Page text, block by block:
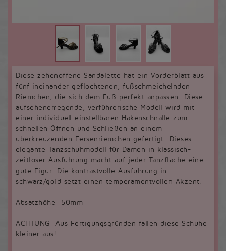
Diese zehenoffene Sandalette hat ein Vorderblatt aus
fünf ineinander geflochtenen, fußschmeichelnden
Riemchen, die sich dem Fuß perfekt anpassen. Diese
aufsehenerregende, verführerische Modell wird mit
einer individuell einstellbaren Hakenschnalle zum
schnellen Öffnen und Schließen an einem
überkreuzenden Fersenriemchen gefertigt. Dieses
elegante Tanzschuhmodell für Damen in klassisch-
zeitloser Ausführung macht auf jeder Tanzfläche eine
gute Figur. Die kontrastvolle Ausführung in
schwarz/gold setzt einen temperamentvollen Akzent.
Absatzhöhe: 50mm
ACHTUNG: Aus Fertigungsgründen fallen diese Schuhe
kleiner aus!